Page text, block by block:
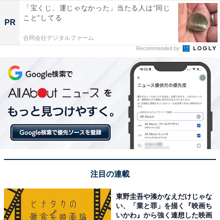
PR
「宝くじ、運じゃなかった」当たる人は“同じ
こと”してる
合同会社デジタルファーム
Recommended by
注目の連載
東野圭吾や湊かなえだけじゃな
い、「業と罪」を描く『映画ち
いかわ』から強く連想した映画